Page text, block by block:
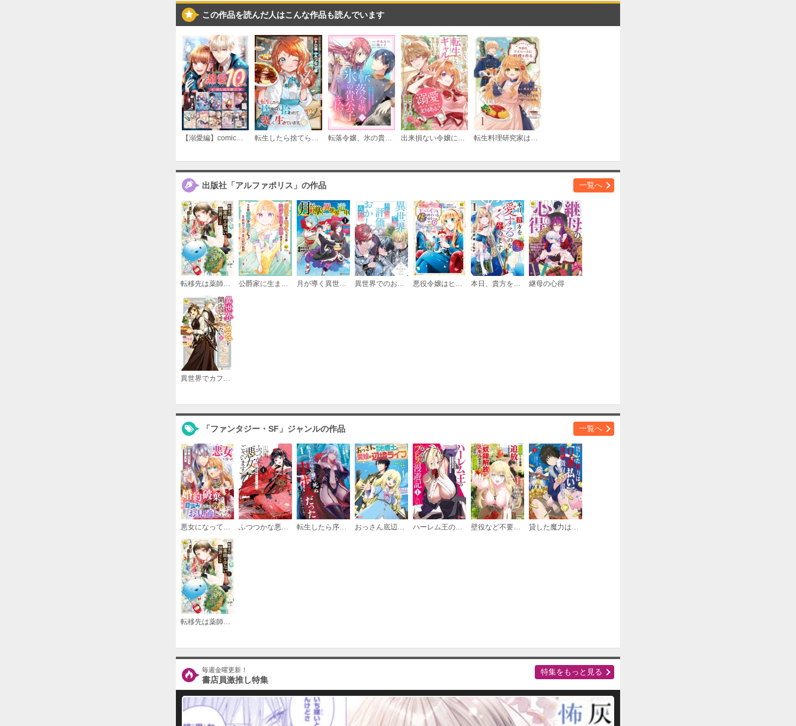
第５話
必要ポイント：180
第６話
必要ポイント：180
必要ポイント：180
購入する
第８話
必要ポイント：180
購入する
第９話
第11話
必要ポイント：180
購入する
第12話
必要ポイント： 180
購入する
必要ポイント：180
この作品を読んだ人はこんな作品も読んでいます
【溺愛編】comicコロナ 人気10タイトル試し読み冊子 転生したら捨てられたが、拾われて楽しく生きています。（分冊版） 転落令嬢、氷の貴公子を拾う 出来損ない令嬢に転生したギャルが見返すために努力した結果、溺愛されてますけど何か文句ある？（分冊版） 転生料理研究家は今日もマイペースに料理を作る～あなたに興味はございません～ 【連載版】
出版社「アルファポリス」の作品 一覧へ
転移先は薬師が少ない世界でした 公爵家に生まれて初日に跡継ぎ失格の烙印を押されましたが今日も元気に生きてます！ 月が導く異世界道中 異世界でのおれへの評価がおかしいんだが（分冊版） 悪役令嬢はヒロインを虐めている場合ではない 本日、貴方を愛するのをやめます 王妃と不倫した貴方が悪いのですよ？ 継母の心得
異世界でカフェを開店しました。
「ファンタジー・SF」ジャンルの作品 一覧へ
悪女になって婚約破棄を目論みましたが、陛下にはお見通しだったようです ふつつかな悪女ではございますが ～雛宮蝶鼠とりかえ伝～ 転生したら序盤で死ぬ中ボスだった－ヒロイン眷属化で生き残る－ おっさん底辺治癒士と愛娘の辺境ライフ～中年男が回復スキルに覚醒して、英雄へ成り上がる～（コミック） ハーレム王の異世界プレス漫遊記 ～最強無双のおじさんはあらゆる種族を嫁にする～（コミック） 壁役など不要と追放されたＳ級冒険者、≪奴隷解放≫スキルを駆使して史上最強の国造り 貸した魔力は【リボ払い】で強制徴収～用済みとパーティー追放された俺は、可愛いサポート妖精と一緒に取り立てた魔力を運用して最強を目指す。～
転移先は薬師が少ない世界でした
毎週金曜更新！
書店員激推し特集
特集をもっと見る